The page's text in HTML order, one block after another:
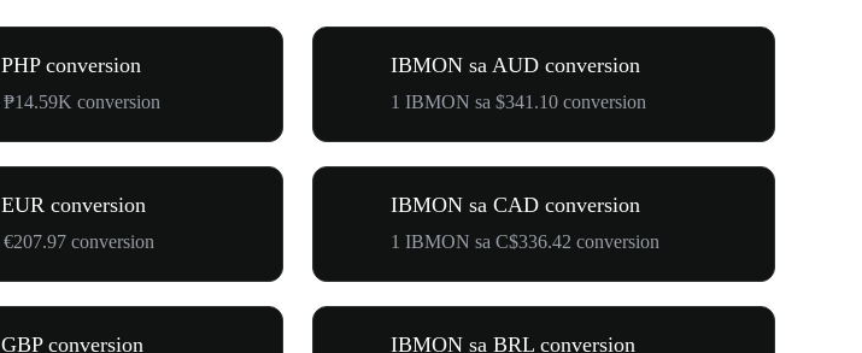
conversion
conversion
IBMON sa AUD conversion
1 IBMON sa $341.10 conversion
conversion
conversion
IBMON sa CAD conversion
1 IBMON sa C$336.42 conversion
conversion IBMON sa BRL conversion